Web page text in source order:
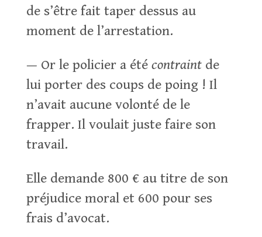
de s’être fait taper dessus au
moment de l’arrestation.
— Or le policier a été contraintde
lui porter des coups de poing ! Il
n’avait aucune volonté de le
frapper. Il voulait juste faire son
travail.
Elle demande 800 € au titre de son
préjudice moral et 600 pour ses
frais d’avocat.